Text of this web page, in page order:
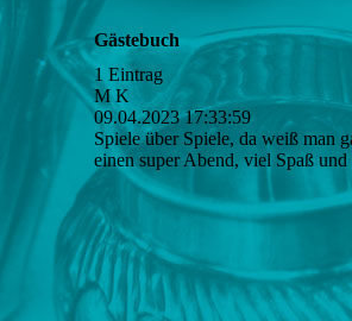
Gästebuch
1 Eintrag
M K
09.04.2023 17:33:59
Spiele über Spiele, da weiß man
einen super Abend, viel Spaß